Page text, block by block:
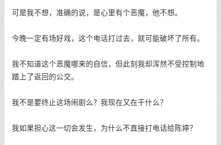
可是我不想，准确的说，是心里有个恶魔，他不想。
今晚一定有场好戏，这个电话打过去，就可能破坏了所有。
我不知道这个恶魔哪来的自信，但此刻我却浑然不受控制地
踏上了返回的公交。
我不是要终止这场闹剧么？我现在又在干什么？
我如果担心这一切会发生，为什么不直接打电话给陈婷？